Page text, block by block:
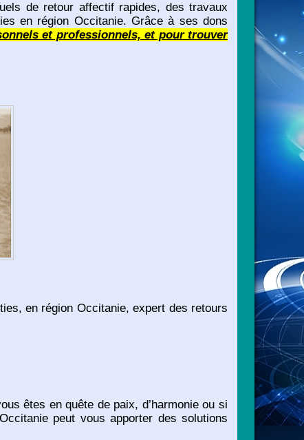
de retour affectif rapides, des travaux
en région Occitanie. Grâce à ses dons
et professionnels, et pour trouver
en région Occitanie, expert des retours
êtes en quête de paix, d’harmonie ou si
peut vous apporter des solutions